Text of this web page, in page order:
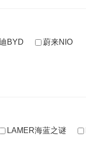
BYD 蔚来NIO
LAMER海蓝之谜